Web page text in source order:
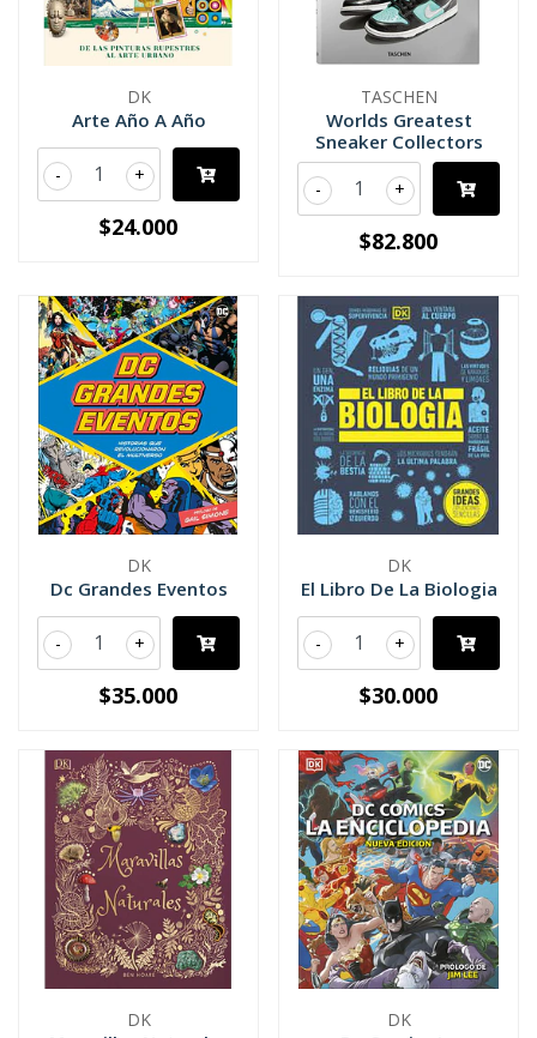
DK
Arte Año A Año
+
-
$24.000
TASCHEN
Worlds Greatest
Sneaker Collectors
+
-
$82.800
DK
Dc Grandes Eventos
+
-
$35.000
DK
El Libro De La Biologia
+
-
$30.000
DK DK